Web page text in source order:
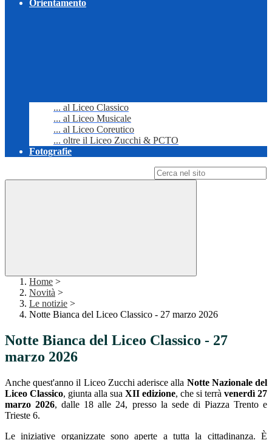
Orientamento
... al Liceo Classico
... al Liceo Musicale
... al Liceo Coreutico
... oltre il Liceo Zucchi & PCTO
Fotografie
Home >
Novità >
Le notizie >
Notte Bianca del Liceo Classico - 27 marzo 2026
Notte Bianca del Liceo Classico - 27
marzo 2026
Anche quest'anno il Liceo Zucchi aderisce alla Notte Nazionale del
Liceo Classico, giunta alla sua XII edizione, che si terrà venerdì 27
marzo 2026, dalle 18 alle 24, presso la sede di Piazza Trento e
Trieste 6.
Le iniziative organizzate sono aperte a tutta la cittadinanza. È